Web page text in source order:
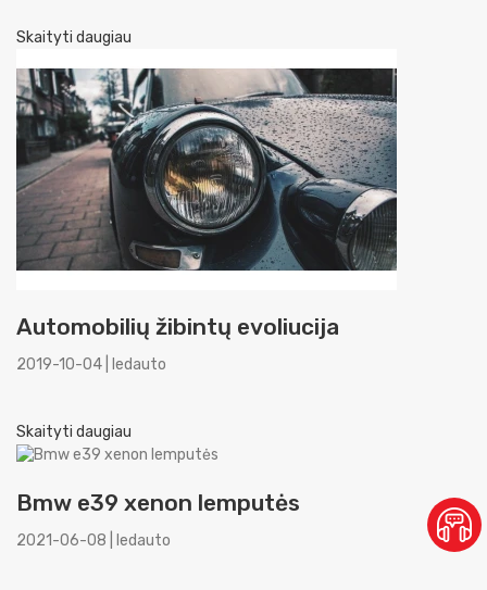
Skaityti daugiau
Automobilių žibintų evoliucija
2019-10-04 | ledauto
Skaityti daugiau
Bmw e39 xenon lemputės
2021-06-08 | ledauto